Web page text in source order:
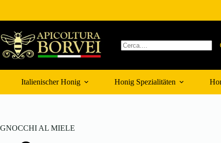
springen
Ergebnisse
Italienischer Honig
Honig Spezialitäten
GNOCCHI AL MIELE